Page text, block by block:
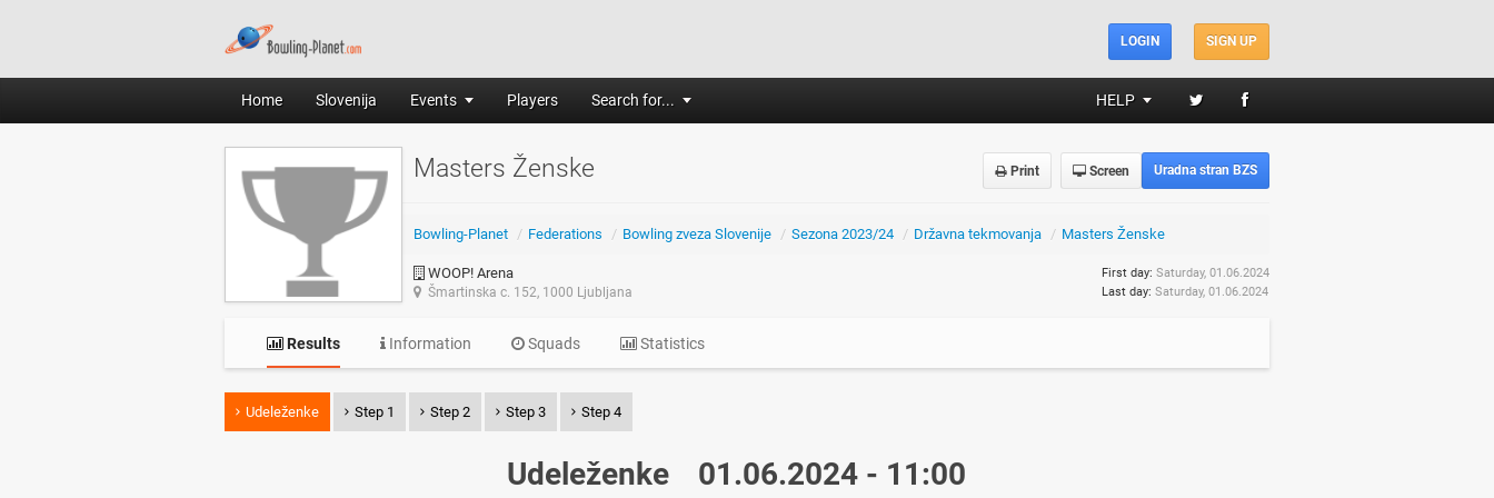
SIGN UP
LOGIN
Home Slovenija Events Players Search for... HELP
Masters Ženske Uradna stran BZS
Print Screen
Bowling-Planet / Federations / Bowling zveza Slovenije / Sezona 2023/24 / Državna tekmovanja / Masters Ženske
WOOP! Arena
Šmartinska c. 152, 1000 Ljubljana
First day: Saturday, 01.06.2024
Last day: Saturday, 01.06.2024
Results Information Squads Statistics
Udeleženke Step 1 Step 2 Step 3 Step 4
Udeleženke 01.06.2024 - 11:00